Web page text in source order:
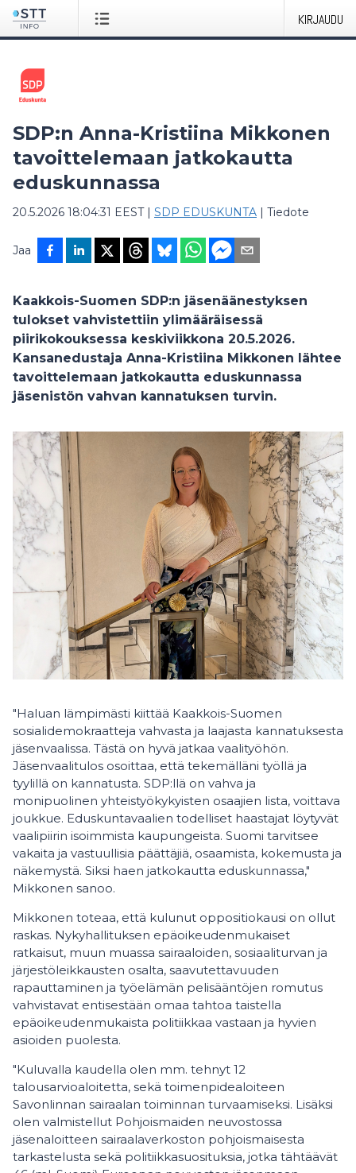
KIRJAUDU
SDP:n Anna-Kristiina Mikkonen
tavoittelemaan jatkokautta
eduskunnassa
20.5.2026 18:04:31 EEST| SDP EDUSKUNTA | Tiedote
Jaa
Kaakkois-Suomen SDP:n jäsenäänestyksen
tulokset vahvistettiin ylimääräisessä
piirikokouksessa keskiviikkona 20.5.2026.
Kansanedustaja Anna-Kristiina Mikkonen lähtee
tavoittelemaan jatkokautta eduskunnassa
jäsenistön vahvan kannatuksen turvin.
"Haluan lämpimästi kiittää Kaakkois-Suomen
sosialidemokraatteja vahvasta ja laajasta kannatuksesta
jäsenvaalissa. Tästä on hyvä jatkaa vaalityöhön.
Jäsenvaalitulos osoittaa, että tekemälläni työllä ja
tyylillä on kannatusta. SDP:llä on vahva ja
monipuolinen yhteistyökykyisten osaajien lista, voittava
joukkue. Eduskuntavaalien todelliset haastajat löytyvät
vaalipiirin isoimmista kaupungeista. Suomi tarvitsee
vakaita ja vastuullisia päättäjiä, osaamista, kokemusta ja
näkemystä. Siksi haen jatkokautta eduskunnassa,"
Mikkonen sanoo.
Mikkonen toteaa, että kulunut oppositiokausi on ollut
raskas. Nykyhallituksen epäoikeudenmukaiset
ratkaisut, muun muassa sairaaloiden, sosiaaliturvan ja
järjestöleikkausten osalta, saavutettavuuden
rapauttaminen ja työelämän pelisääntöjen romutus
vahvistavat entisestään omaa tahtoa taistella
epäoikeudenmukaista politiikkaa vastaan ja hyvien
asioiden puolesta.
"Kuluvalla kaudella olen mm. tehnyt 12
talousarvioaloitetta, sekä toimenpidealoiteen
Savonlinnan sairaalan toiminnan turvaamiseksi. Lisäksi
olen valmistellut Pohjoismaiden neuvostossa
jäsenaloitteen sairaalaverkoston pohjoismaisesta
tarkastelusta sekä politiikkasuosituksia, jotka tähtäävät